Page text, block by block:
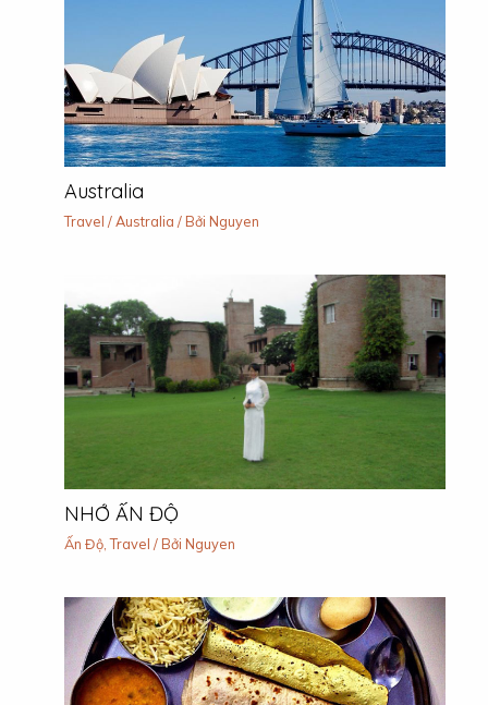
Australia
Travel /Australia / Bởi Nguyen
NHỚ ẤN ĐỘ
Ấn Độ,Travel / Bởi Nguyen